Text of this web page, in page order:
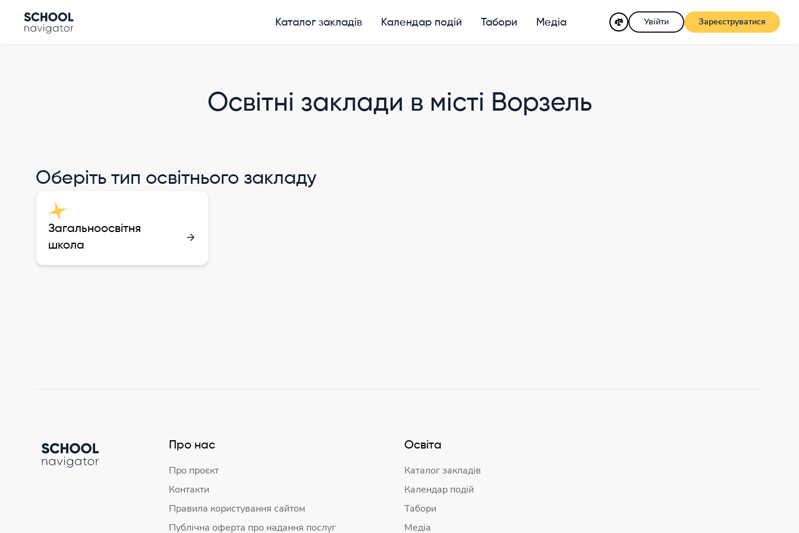
Каталог закладів Календар подій Табори Медіа Увійти Зареєструватися
Освітні заклади в місті Ворзель
Оберіть тип освітнього закладу
Загальноосвітня
школа
Про нас
Про проєкт
Контакти
Правила користування сайтом
Публічна оферта про надання послуг
Освіта
Каталог закладів
Календар подій
Табори
Медіа